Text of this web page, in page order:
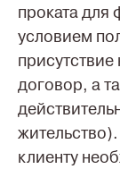
проката
условием
договор, а
клиенту